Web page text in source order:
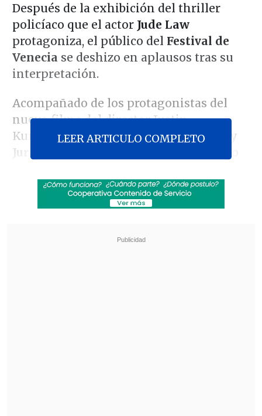
Después de la exhibición del thriller
policíaco que el actorJude Law
protagoniza, el público del Festival de
Venecia se deshizo en aplausos tras su
interpretación.
Acompañado de los protagonistas del
nuevo filme del director Justin
Kurzel,
Nicholas Hoult, Tye Sheridan y
Jurnee Smollett,
después salir de la sala de proyección
para saludar al público.
LEER ARTICULO COMPLETO